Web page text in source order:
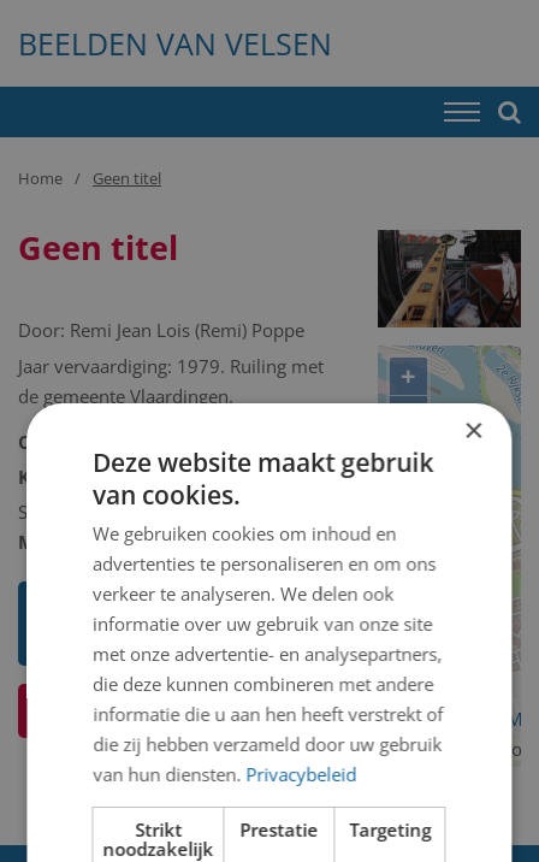
BEELDEN VAN VELSEN
Home Geen titel
Geen titel
Door: Remi Jean Lois (Remi) Poppe
Jaar vervaardiging: 1979. Ruiling met
de gemeente Vlaardingen.
Collectie:
Kunstcollectie omschrijving:
Schilderij/tekening/grafiek/foto/streetart
Model 2D/3D: 2D binnen
Toon mij meer werken van Remi
Jean Lois (Remi) Poppe
Ik weet meer over dit kunstwerk
+
−
×
Deze website maakt gebruik
van cookies.
We gebruiken cookies om inhoud en
advertenties te personaliseren en om ons
verkeer te analyseren. We delen ook
informatie over uw gebruik van onze site
met onze advertentie- en analysepartners,
die deze kunnen combineren met andere
informatie die u aan hen heeft verstrekt of
die zij hebben verzameld door uw gebruik
van hun diensten. Privacybeleid
Strikt
noodzakelijk
Prestatie Targeting